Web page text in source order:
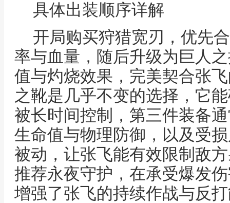
具体出装顺序详解
开局购买狩猎宽刃，优先
率与血量，随后升级为巨人
值与灼烧效果，完美契合张
之靴是几乎不变的选择，它
被长时间控制，第三件装备
生命值与物理防御，以及受
被动，让张飞能有效限制敌
推荐永夜守护，在承受爆发
增强了张飞的持续作战与反